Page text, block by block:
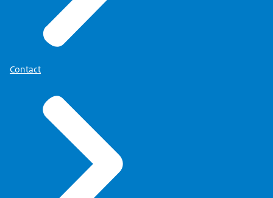
Contact